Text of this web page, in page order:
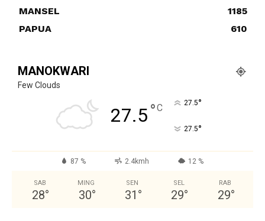
MANSEL
1185
PAPUA
610
MANOKWARI
Few Clouds
27.5°C 27.5°
27.5°
87 % 2.4kmh 12 %
SAB
28°
MING
30°
SEN
31 °
SEL
29°
RAB
29°